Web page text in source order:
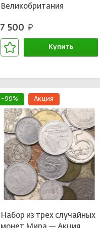
Великобритания
7 500 руб.
Купить
-99% Акция
Набор из трех случайных